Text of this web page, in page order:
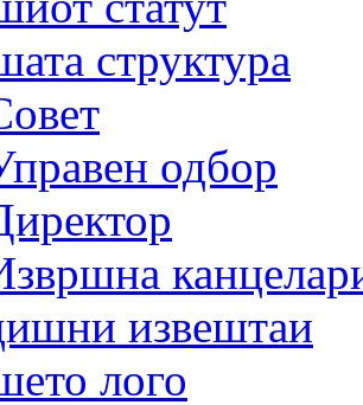
структура
одбор
извештаи
лого